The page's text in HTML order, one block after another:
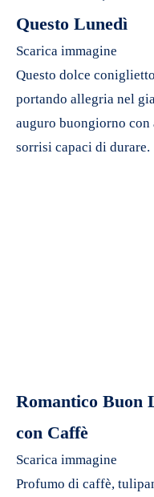
Questo Lunedì
Scarica immagine
Questo dolce
portando allegria nel
auguro buongiorno con
sorrisi capaci di durare.
Romantico Buon
con Caffè
Scarica immagine
Profumo di caffè,